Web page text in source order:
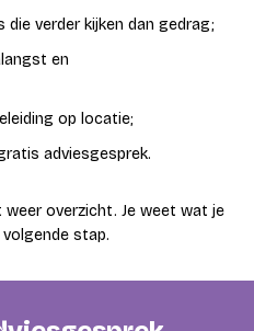
verder kijken dan gedrag;
en
op locatie;
adviesgesprek.
weer overzicht. Je weet wat je
stap.